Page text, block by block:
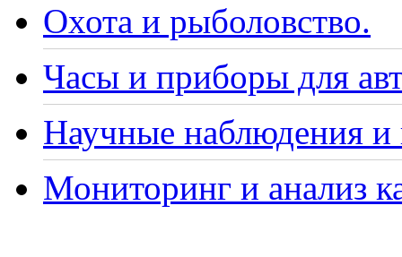
Охота и рыболовство.
Часы и приборы для
Научные наблюдения и
Мониторинг и анализ